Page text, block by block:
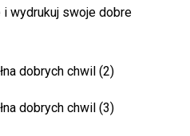
wydrukuj swoje dobre